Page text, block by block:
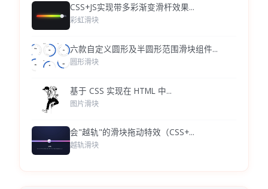
CSS+JS实现带多彩渐变滑杆效果...
彩虹滑块
六款自定义圆形及半圆形范围滑块组件...
圆形滑块
基于 CSS 实现在 HTML 中...
图片滑块
会"越轨"的滑块拖动特效（CSS+...
越轨滑块